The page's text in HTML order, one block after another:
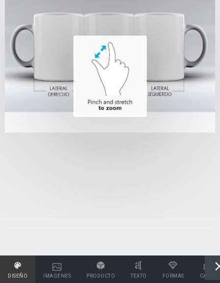
DISEÑO IMAGENES PRODUCTO TEXTO FORMAS CAPAS